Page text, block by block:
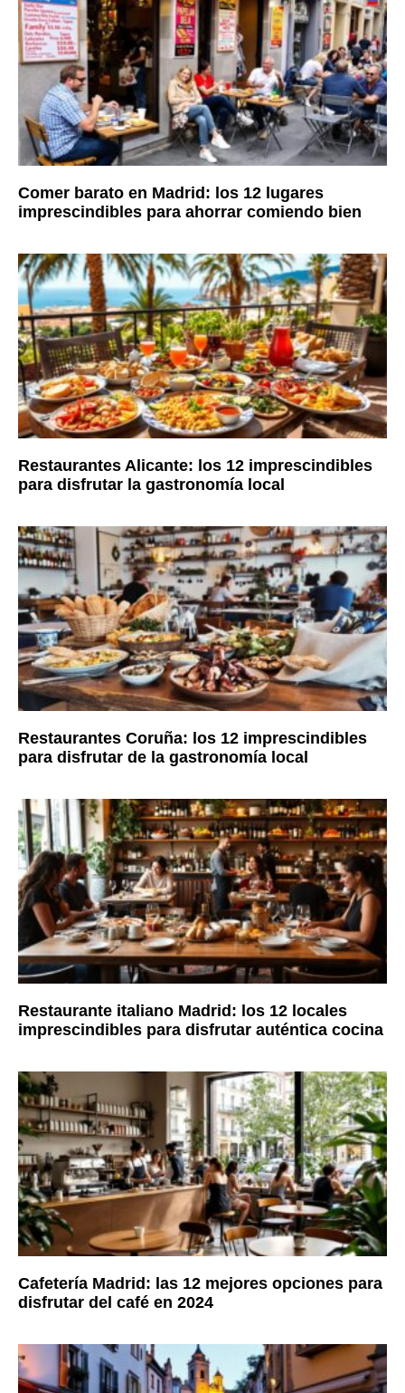
Comer barato en Madrid: los 12 lugares
imprescindibles para ahorrar comiendo bien
Restaurantes Alicante: los 12 imprescindibles
para disfrutar la gastronomía local
Restaurantes Coruña: los 12 imprescindibles
para disfrutar de la gastronomía local
Restaurante italiano Madrid: los 12 locales
imprescindibles para disfrutar auténtica cocina
Cafetería Madrid: las 12 mejores opciones para
disfrutar del café en 2024